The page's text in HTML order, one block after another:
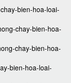
bien-hoa-loai-
chay-bien-hoa-
chay-bien-hoa-
bien-hoa-loai-